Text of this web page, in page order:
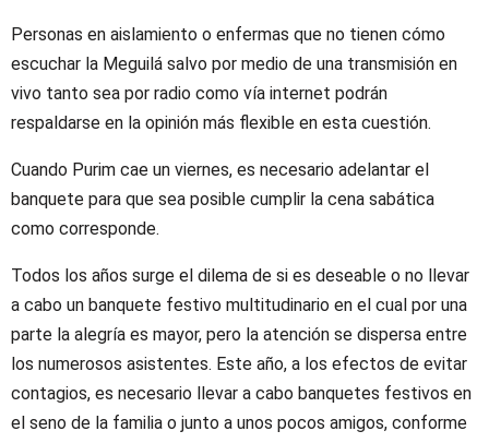
Personas en aislamiento o enfermas que no tienen cómo
escuchar la Meguilá salvo por medio de una transmisión en
vivo tanto sea por radio como vía internet podrán
respaldarse en la opinión más flexible en esta cuestión.
Cuando Purim cae un viernes, es necesario adelantar el
banquete para que sea posible cumplir la cena sabática
como corresponde.
Todos los años surge el dilema de si es deseable o no llevar
a cabo un banquete festivo multitudinario en el cual por una
parte la alegría es mayor, pero la atención se dispersa entre
los numerosos asistentes. Este año, a los efectos de evitar
contagios, es necesario llevar a cabo banquetes festivos en
el seno de la familia o junto a unos pocos amigos, conforme